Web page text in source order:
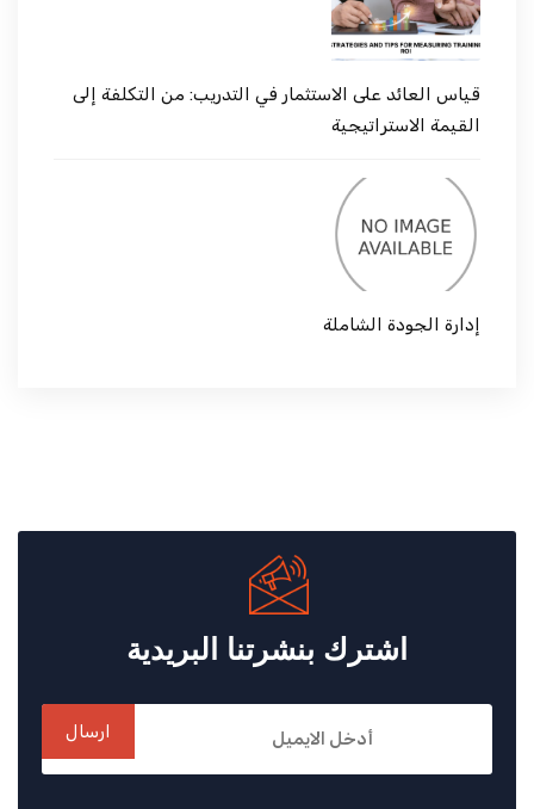
قياس العائد على الاستثمار في التدريب: من التكلفة إلى
القيمة الاستراتيجية
إدارة الجودة الشاملة
اشترك بنشرتنا البريدية
ارسال